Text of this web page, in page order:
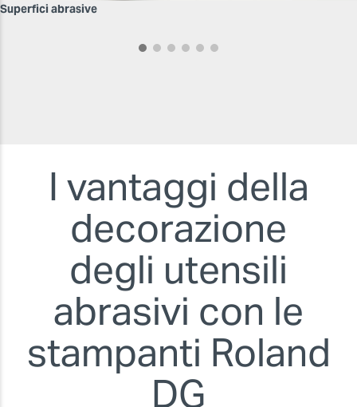
Superfici abrasive
I vantaggi della
decorazione
degli utensili
abrasivi con le
stampanti Roland
DG